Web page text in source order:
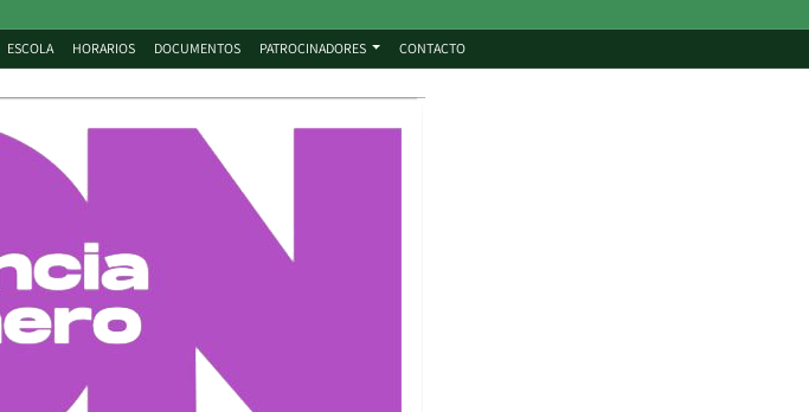
ESCOLA HORARIOS DOCUMENTOS PATROCINADORES CONTACTO